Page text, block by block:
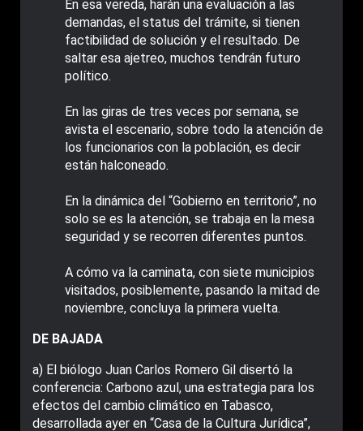
En esa vereda, harán una evaluación a las
demandas, el status del trámite, si tienen
factibilidad de solución y el resultado. De
saltar esa ajetreo, muchos tendrán futuro
político.
En las giras de tres veces por semana, se
avista el escenario, sobre todo la atención de
los funcionarios con la población, es decir
están halconeado.
En la dinámica del “Gobierno en territorio”, no
solo se es la atención, se trabaja en la mesa
seguridad y se recorren diferentes puntos.
A cómo va la caminata, con siete municipios
visitados, posiblemente, pasando la mitad de
noviembre, concluya la primera vuelta.
DE BAJADA
a) El biólogo Juan Carlos Romero Gil disertó la
conferencia: Carbono azul, una estrategia para los
efectos del cambio climático en Tabasco,
desarrollada ayer en “Casa de la Cultura Jurídica”,